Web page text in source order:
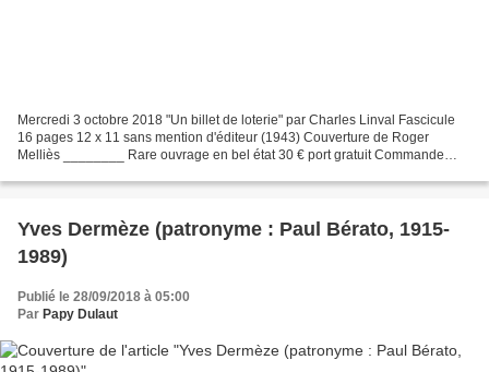
Mercredi 3 octobre 2018 "Un billet de loterie" par Charles Linval Fascicule
16 pages 12 x 11 sans mention d'éditeur (1943) Couverture de Roger
Melliès ________ Rare ouvrage en bel état 30 € port gratuit Commande
Yves Dermèze (patronyme : Paul Bérato, 1915-
1989)
Publié le 28/09/2018 à 05:00
Par Papy Dulaut